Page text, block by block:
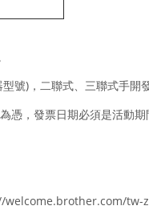
號)，二聯式、三聯式手
憑，發票日期必須是活動
welcome.brother.com/